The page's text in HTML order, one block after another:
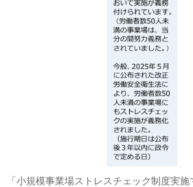
「小規模事業場ストレスチェック制度実